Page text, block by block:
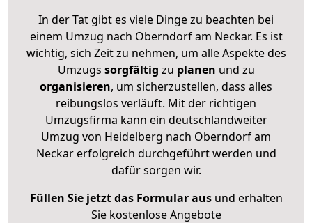
In der Tat gibt es viele Dinge zu beachten bei
einem Umzug nach Oberndorf am Neckar. Es ist
wichtig, sich Zeit zu nehmen, um alle Aspekte des
Umzugs sorgfältig zu planen und zu
organisieren, um sicherzustellen, dass alles
reibungslos verläuft. Mit der richtigen
Umzugsfirma kann ein deutschlandweiter
Umzug von Heidelberg nach Oberndorf am
Neckar erfolgreich durchgeführt werden und
dafür sorgen wir.
Füllen Sie jetzt das Formular ausund erhalten
Sie kostenlose Angebote